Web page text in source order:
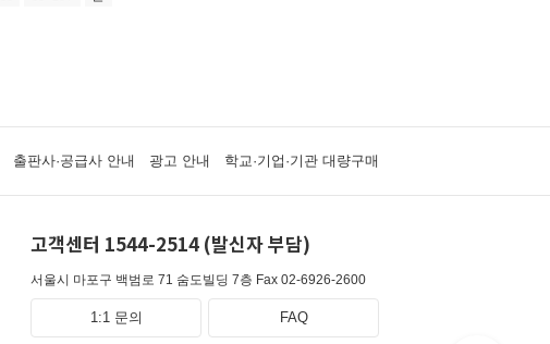
출판사·공급사 안내 광고 안내 학교·기업·기관 대량구매
고객센터 1544-2514 (발신자 부담)
서울시 마포구 백범로 71 숨도빌딩 7층 Fax 02-6926-2600
1:1 문의 FAQ